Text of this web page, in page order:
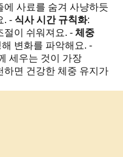
에 사료를 숨겨 사냥하듯
. - 식사 시간 규칙화:
절이 쉬워져요. - 체중
변화를 파악해요. -
세우는 것이 가장
하면 건강한 체중 유지가